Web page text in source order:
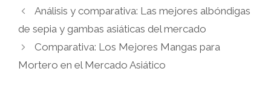
Análisis y comparativa: Las mejores albóndigas
de sepia y gambas asiáticas del mercado
Comparativa: Los Mejores Mangas para
Mortero en el Mercado Asiático